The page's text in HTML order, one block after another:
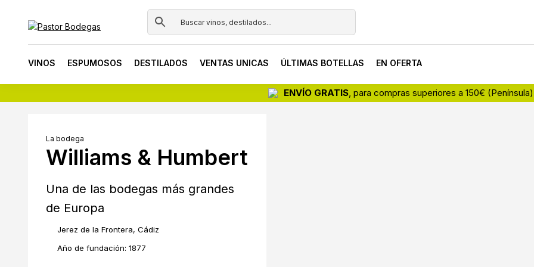
primary
navigation
content
de
destilados
VINOS ESPUMOSOS DESTILADOS VENTAS UNICAS ÚLTIMAS BOTELLAS EN OFERTA
ENVÍO GRATIS, para compras superiores a 150€ (Península)
La bodega
Williams & Humbert
Una de las bodegas más grandes
de Europa
Jerez de la Frontera, Cádiz
Año de fundación: 1877